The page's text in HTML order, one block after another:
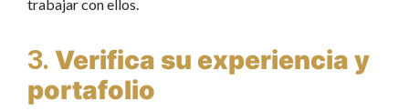
trabajar con ellos.
3. Verifica su experiencia y
portafolio